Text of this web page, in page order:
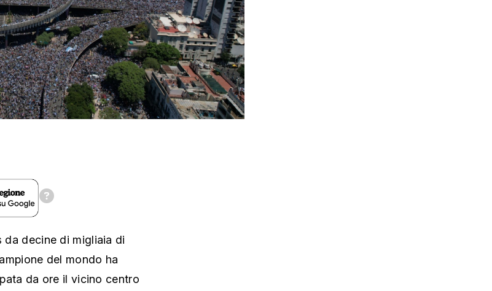
decine di migliaia di
del mondo ha
da ore il vicino centro